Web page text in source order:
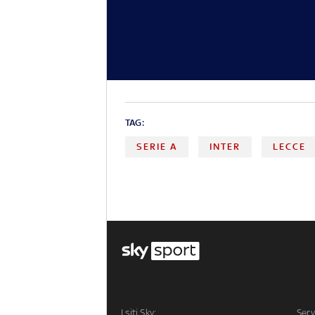
TAG:
SERIE A INTER LECCE
I siti Sky: